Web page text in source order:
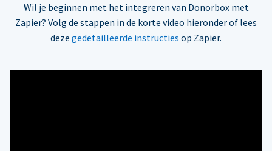
Wil je beginnen met het integreren van Donorbox met
Zapier? Volg de stappen in de korte video hieronder of lees
deze gedetailleerde instructies op Zapier.